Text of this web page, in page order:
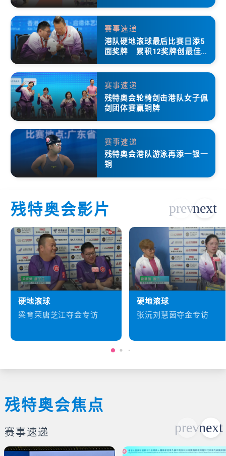
赛事速递
港队硬地滚球最后比赛日添5
面奖牌 累积12奖牌创最佳成
赛事速递
残特奥会轮椅剑击港队女子佩
剑团体赛赢铜牌
赛事速递
残特奥会港队游泳再添一银一
铜
残特奥会影片
硬地滚球
梁育荣唐芝江夺金专访
硬地滚球
张沅刘慧茵夺金专访
残特奥会焦点
赛事速递